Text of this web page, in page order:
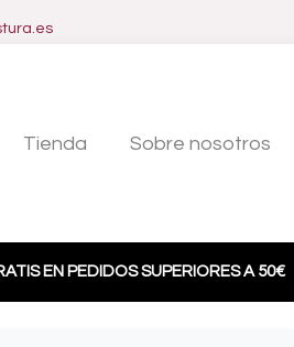
Tienda Sobre nosotros
EN PEDIDOS SUPERIORES A 50€